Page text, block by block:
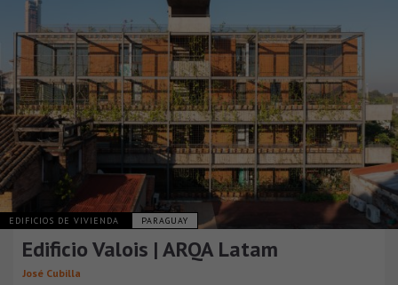
EDIFICIOS DE VIVIENDA PARAGUAY
Edificio Valois | ARQA Latam
José Cubilla